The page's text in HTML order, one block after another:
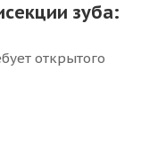
зуба:
открытого